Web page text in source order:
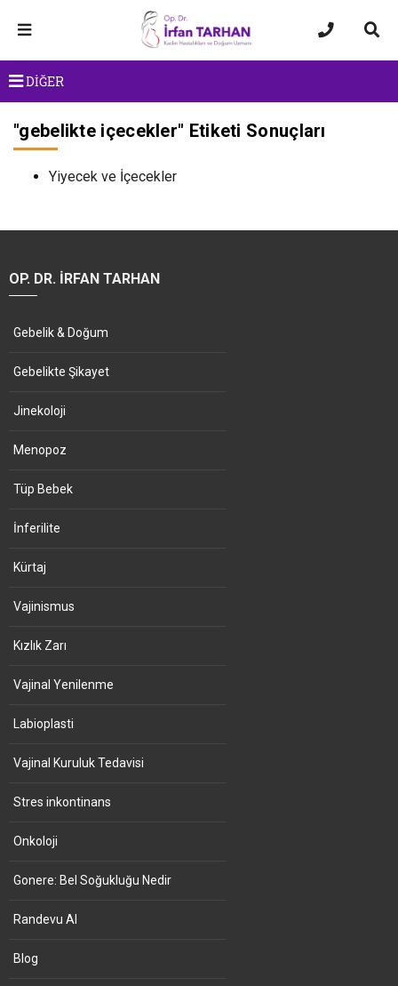
DİĞER
"gebelikte içecekler" Etiketi Sonuçları
Yiyecek ve İçecekler
OP. DR. İRFAN TARHAN
Gebelik & Doğum
Gebelikte Şikayet
Jinekoloji
Menopoz
Tüp Bebek
İnferilite
Kürtaj
Vajinismus
Kızlık Zarı
Vajinal Yenilenme
Labioplasti
Vajinal Kuruluk Tedavisi
Stres inkontinans
Onkoloji
Gonere: Bel Soğukluğu Nedir
Randevu Al
Blog